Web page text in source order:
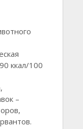
ккал/100
–